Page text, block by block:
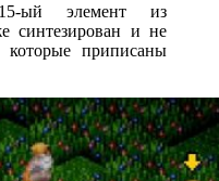
ый элемент из
синтезирован и не
которые приписаны